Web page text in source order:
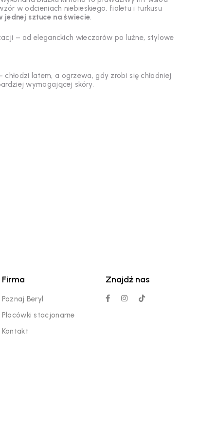
w odcieniach niebieskiego, fioletu i turkusu
sztuce na świecie
– od eleganckich wieczorów po luźne, stylowe
latem, a ogrzewa, gdy zrobi się chłodniej.
wymagającej skóry.
Firma
Poznaj Beryl
Placówki stacjonarne
Kontakt
Znajdź nas